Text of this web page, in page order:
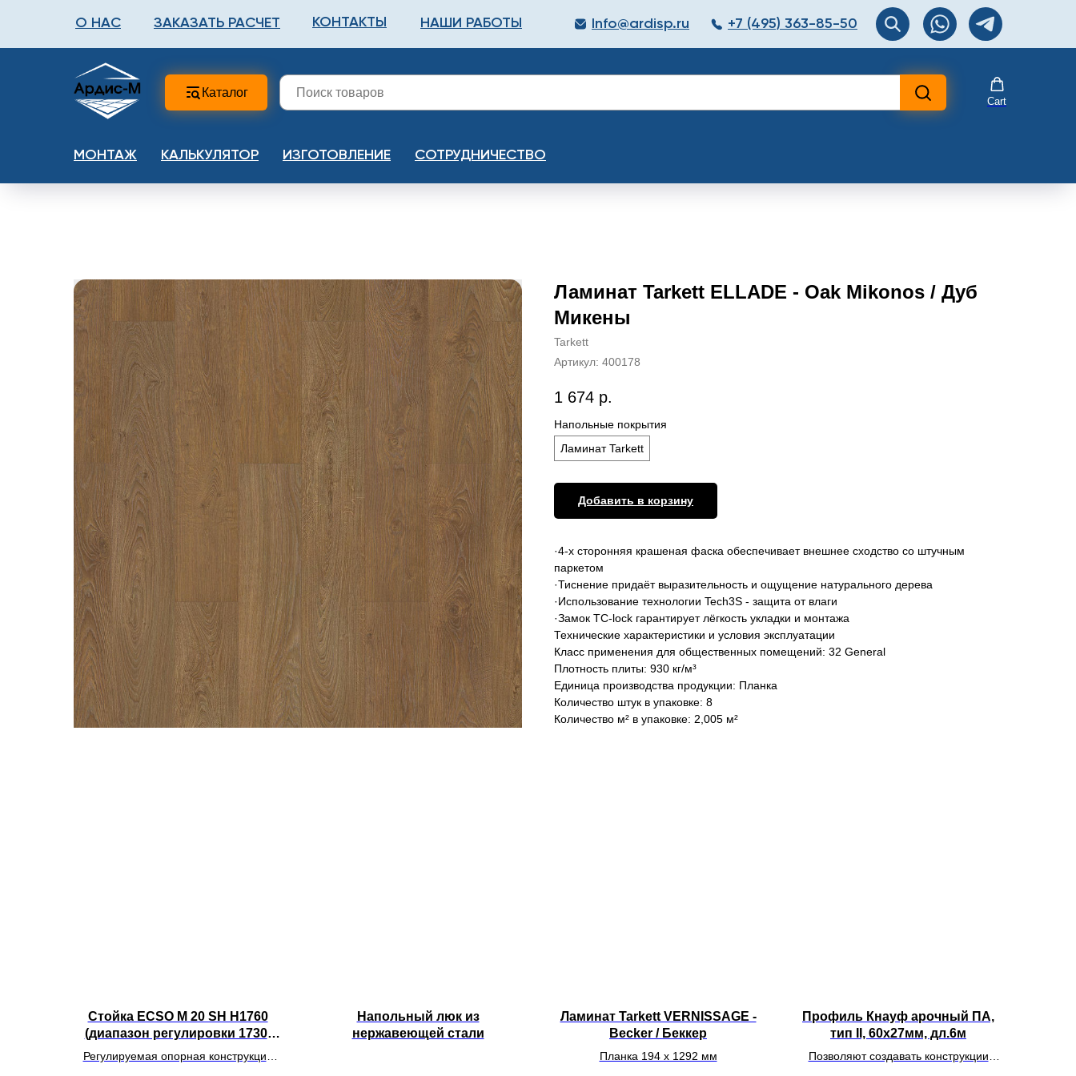
Перезвоните мне!
О НАС ЗАКАЗАТЬ РАСЧЕТ КОНТАКТЫ НАШИ РАБОТЫ +7 (495) 363-85-50
Info@ardisp.ru
ФАЛЬШПОЛ
Каталог
Cart
МОНТАЖ КАЛЬКУЛЯТОР ИЗГОТОВЛЕНИЕ СОТРУДНИЧЕСТВО
Ламинат Tarkett ELLADE - Oak Mikonos / Дуб
Микены
Tarkett
Артикул: 400178
1 674 р.
Напольные покрытия
Ламинат Tarkett
Добавить в корзину
·4-х сторонняя крашеная фаска обеспечивает внешнее сходство со штучным
паркетом
·Тиснение придаёт выразительность и ощущение натурального дерева
·Использование технологии Tech3S - защита от влаги
·Замок TC-lock гарантирует лёгкость укладки и монтажа
Технические характеристики и условия эксплуатации
Класс применения для общественных помещений: 32 General
Плотность плиты: 930 кг/м³
Единица производства продукции: Планка
Количество штук в упаковке: 8
Количество м² в упаковке: 2,005 м²
Стойка ECSO M 20 SH H1760
(диапазон регулировки 1730-
Регулируемая опорная конструкция
Напольный люк из
нержавеющей стали
Ламинат Tarkett VERNISSAGE -
Becker / Беккер
Планка 194 x 1292 мм
Профиль Кнауф арочный ПА,
тип II, 60х27мм, дл.6м
Позволяют создавать конструкции